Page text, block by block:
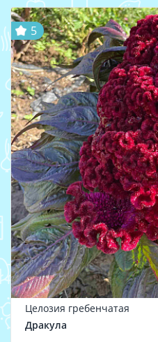
5
Целозия гребенчатая
Дракула